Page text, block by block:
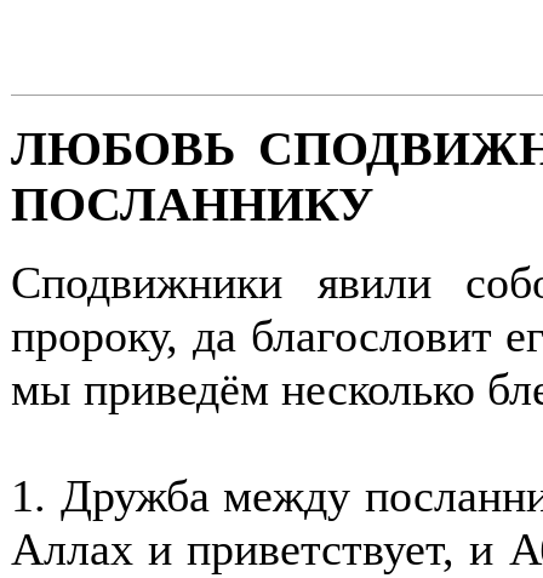
ЛЮБОВЬ
ПОСЛАННИКУ
Сподвижники явили
пророку, да благословит
мы приведём несколько
1. Дружба между
Аллах и приветствует, и